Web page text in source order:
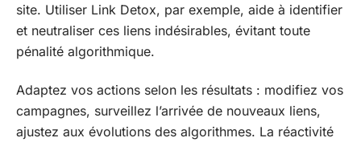
site. Utiliser Link Detox, par exemple, aide à identifier
et neutraliser ces liens indésirables, évitant toute
pénalité algorithmique.
Adaptez vos actions selon les résultats : modifiez vos
campagnes, surveillez l’arrivée de nouveaux liens,
ajustez aux évolutions des algorithmes. La réactivité